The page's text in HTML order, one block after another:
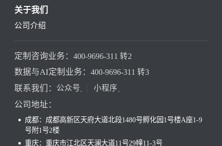
关于我们
公司介绍
定制咨询业务： 400-9696-311 转2
数据与AI定制业务： 400-9696-311 转3
联系我们： 公众号 小程序
公司地址：
成都：成都高新区天府大道北段1480号孵化园1号楼A座1-9
号附1号2楼
重庆：重庆市江北区天澜大道11号29幢11-3号